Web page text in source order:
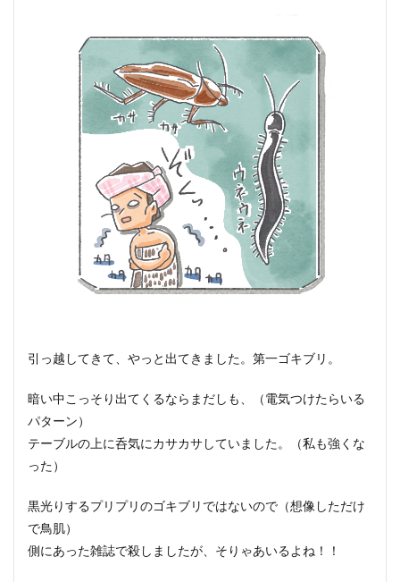
引っ越してきて、やっと出てきました。第一ゴキブリ。
暗い中こっそり出てくるならまだしも、（電気つけたらいる
パターン）
テーブルの上に呑気にカサカサしていました。（私も強くな
った）
黒光りするプリプリのゴキブリではないので（想像しただけ
で鳥肌）
側にあった雑誌で殺しましたが、そりゃあいるよね！！